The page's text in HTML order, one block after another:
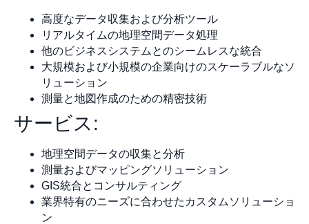
高度なデータ収集および分析ツール
リアルタイムの地理空間データ処理
他のビジネスシステムとのシームレスな統合
大規模および小規模の企業向けのスケーラブルなソ
リューション
測量と地図作成のための精密技術
サービス:
地理空間データの収集と分析
測量およびマッピングソリューション
GIS統合とコンサルティング
業界特有のニーズに合わせたカスタムソリューショ
ン